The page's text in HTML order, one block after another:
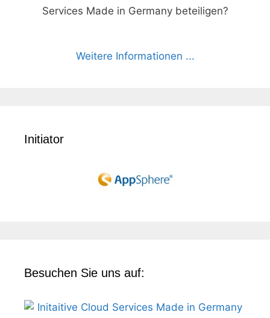
Services Made in Germany beteiligen?
Weitere Informationen ...
Initiator
Besuchen Sie uns auf: